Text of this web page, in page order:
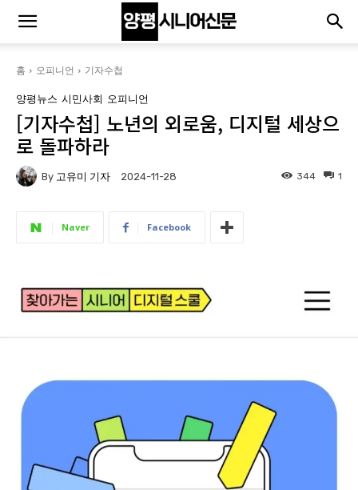
홈 오피니언 기자수첩
양평뉴스 시민사회 오피니언
[기자수첩] 노년의 외로움, 디지털 세상으
로 돌파하라
By 고유미 기자 2024-11-28 1
344
Naver Facebook